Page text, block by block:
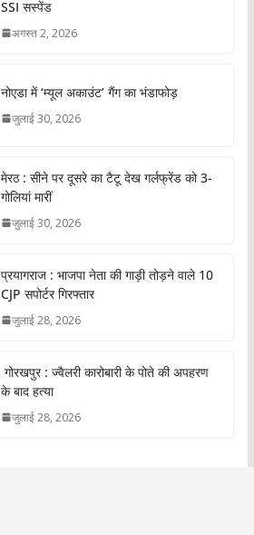
SSI सस्पेंड
अगस्त 2, 2026
नोएडा में ‘म्यूल अकाउंट’ गैंग का भंडाफोड़
जुलाई 30, 2026
मेरठ : सीने पर दूसरे का टैटू देख गर्लफ्रेंड को 3-
गोलियां मारीं
जुलाई 30, 2026
प्रयागराज : भाजपा नेता की गाड़ी तोड़ने वाले 10
CJP सपोर्टर गिरफ्तार
जुलाई 28, 2026
गोरखपुर : ज्वैलरी कारोबारी के पोते की अपहरण
के बाद हत्या
जुलाई 28, 2026